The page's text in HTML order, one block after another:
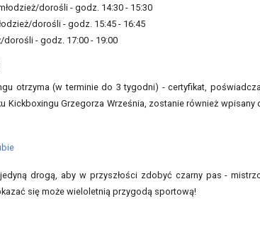
dorośli - godz. 14:30 - 15:30
dorośli - godz. 15:45 - 16:45
- godz. 17:00 - 19:00
otrzyma (w terminie do 3 tygodni) - certyfikat,
Kickboxingu Grzegorza Września, zostanie również
drogą, aby w przyszłości zdobyć czarny pas -
się może wieloletnią przygodą sportową!